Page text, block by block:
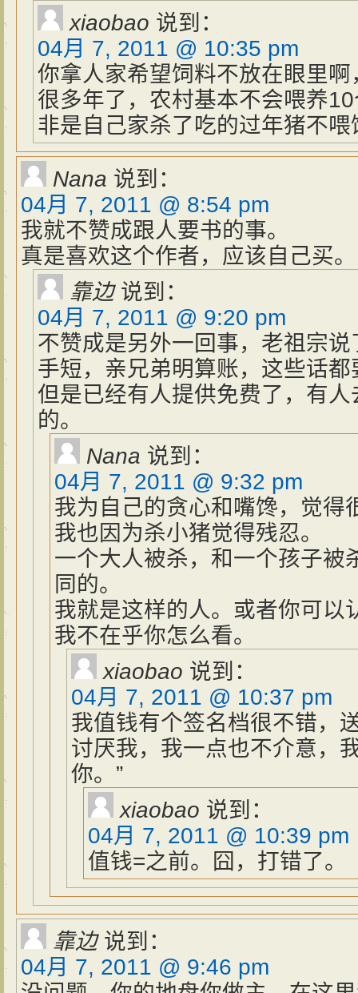
xiaobao 说到：
04月 7, 2011 @ 10:35 pm
你拿人家希望饲料不放在眼里
很多年了，农村基本不会喂养
非是自己家杀了吃的过年猪不
Nana 说到：
04月 7, 2011 @ 8:54 pm
我就不赞成跟人要书的事。
真是喜欢这个作者，应该自己买。
靠边 说到：
04月 7, 2011 @ 9:20 pm
不赞成是另外一回事，老祖宗
手短，亲兄弟明算账，这些话
但是已经有人提供免费了，有
的。
Nana 说到：
04月 7, 2011 @ 9:32 pm
我为自己的贪心和嘴馋，觉得
我也因为杀小猪觉得残忍。
一个大人被杀，和一个孩子被
同的。
我就是这样的人。或者你可以
我不在乎你怎么看。
xiaobao 说到：
04月 7, 2011 @ 10:37 pm
我值钱有个签名档很不错，
讨厌我，我一点也不介意，
你。”
xiaobao 说到：
04月 7, 2011 @ 10:39 pm
值钱=之前。囧，打错了。
靠边 说到：
04月 7, 2011 @ 9:46 pm